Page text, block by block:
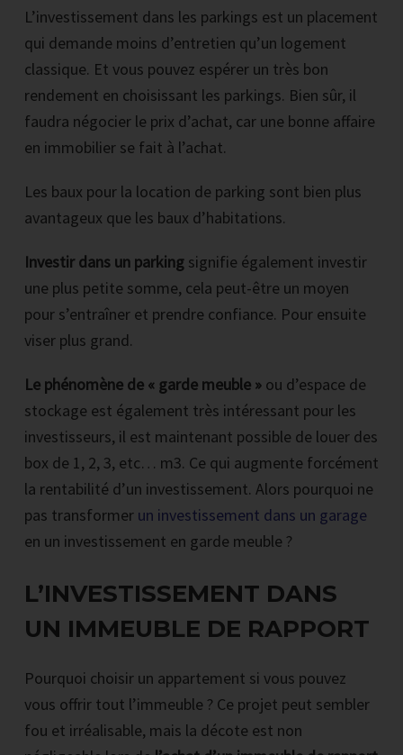
L’investissement dans les parkings est un placement
qui demande moins d’entretien qu’un logement
classique. Et vous pouvez espérer un très bon
rendement en choisissant les parkings. Bien sûr, il
faudra négocier le prix d’achat, car une bonne affaire
en immobilier se fait à l’achat.
Les baux pour la location de parking sont bien plus
avantageux que les baux d’habitations.
Investir dans un parking signifie également investir
une plus petite somme, cela peut-être un moyen
pour s’entraîner et prendre confiance. Pour ensuite
viser plus grand.
Le phénomène de « garde meuble » ou d’espace de
stockage est également très intéressant pour les
investisseurs, il est maintenant possible de louer des
box de 1, 2, 3, etc… m3. Ce qui augmente forcément
la rentabilité d’un investissement. Alors pourquoi ne
pas transformer un investissement dans un garage
en un investissement en garde meuble ?
L’INVESTISSEMENT DANS
UN IMMEUBLE DE RAPPORT
Pourquoi choisir un appartement si vous pouvez
vous offrir tout l’immeuble ? Ce projet peut sembler
fou et irréalisable, mais la décote est non